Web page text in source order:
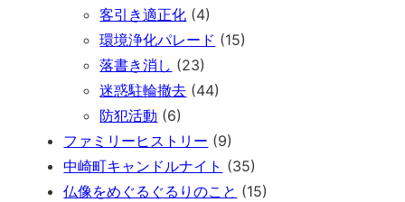
客引き適正化 (4)
環境浄化パレード (15)
落書き消し (23)
迷惑駐輪撤去 (44)
防犯活動 (6)
ファミリーヒストリー (9)
中崎町キャンドルナイト (35)
仏像をめぐるぐるりのこと (15)